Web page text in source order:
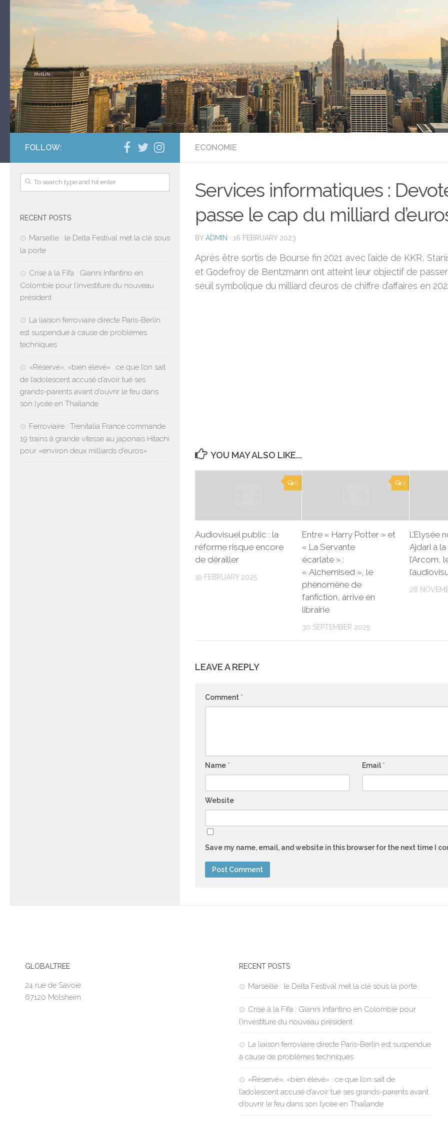
ECONOMIE
Services informatiques :
passe le cap du milliard
BYADMIN · 16 FEBRUARY 2023
Après être sortis de Bourse fin 2021 avec l’aide de KKR,
et Godefroy de Bentzmann ont atteint leur objectif de
seuil symbolique du milliard d’euros de chiffre d’affaires en
YOU MAY ALSO LIKE...
0
Audiovisuel public : la
réforme risque encore
de dérailler
19 FEBRUARY 2025
0
Entre « Harry Potter » et
« La Servante
écarlate » :
« Alchemised », le
phénomène de
fanfiction, arrive en
librairie
30 SEPTEMBER 2025
L’Elysée
Ajdari à
l’Arcom,
28
LEAVE A REPLY
Comment *
Name * Email*
Website
Save my name, email, and website in this browser for the next time I
FOLLOW:
RECENT POSTS
Marseille : le Delta Festival met la clé sous
la porte
Crise à la Fifa : Gianni Infantino en
Colombie pour l’investiture du nouveau
président
La liaison ferroviaire directe Paris-Berlin
est suspendue à cause de problèmes
techniques
«Réservé», «bien élevé» : ce que l’on sait
de l’adolescent accusé d’avoir tué ses
grands-parents avant d’ouvrir le feu dans
son lycée en Thaïlande
Ferroviaire : Trenitalia France commande
19 trains à grande vitesse au japonais Hitachi
pour «environ deux milliards d’euros»
GLOBALTREE
24 rue de Savoie
67120 Molsheim
RECENT POSTS
Marseille : le Delta Festival met la clé sous la porte
Crise à la Fifa : Gianni Infantino en Colombie pour
l’investiture du nouveau président
La liaison ferroviaire directe Paris-Berlin est suspendue
à cause de problèmes techniques
«Réservé», «bien élevé» : ce que l’on sait de
l’adolescent accusé d’avoir tué ses grands-parents avant
d’ouvrir le feu dans son lycée en Thaïlande